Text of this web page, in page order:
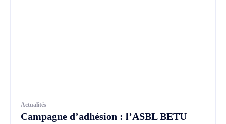
Actualités
Campagne d’adhésion : l’ASBL BETU